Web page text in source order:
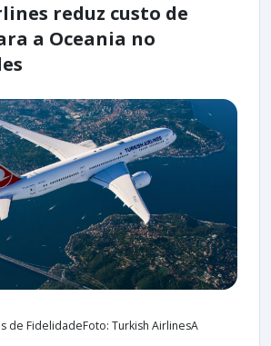
reduz custo de
a Oceania no
de FidelidadeFoto: Turkish AirlinesA